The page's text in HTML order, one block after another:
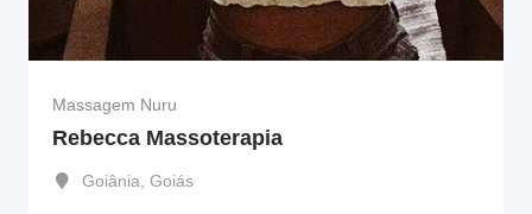
Massagem Nuru
Rebecca Massoterapia
Goiânia Goiás